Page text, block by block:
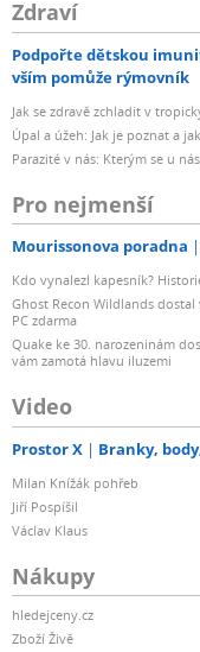
Zdraví
Podpořte dětskou
vším pomůže rýmovník
Jak se zdravě zchladit v
Úpal a úžeh: Jak je poznat a
Parazité v nás: Kterým se u
Pro nejmenší
Mourissonova poradna
Kdo vynalezl kapesník?
Ghost Recon Wildlands
PC zdarma
Quake ke 30. narozeninám
vám zamotá hlavu iluzemi
Video
Prostor X Branky,
Milan Knížák pohřeb
Jiří Pospíšil
Václav Klaus
Nákupy
hledejceny.cz
Zboží Živě